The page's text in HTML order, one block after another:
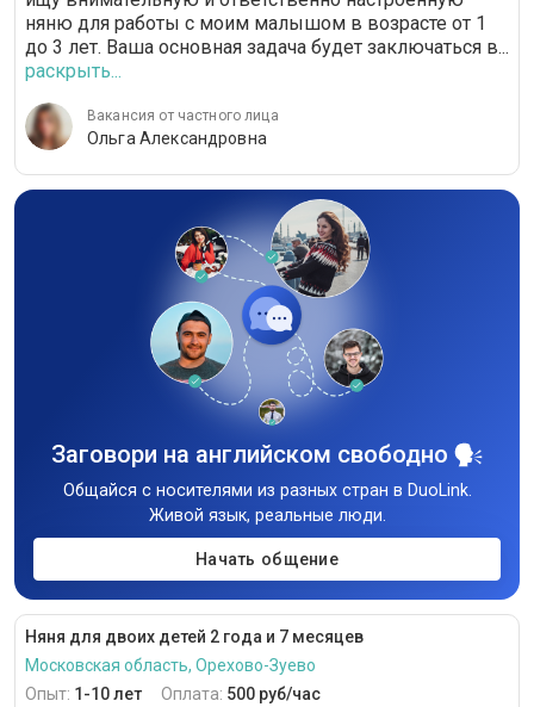
няню для работы с моим малышом в возрасте от 1
до 3 лет. Ваша основная задача будет заключаться в...
раскрыть...
Вакансия от частного лица
Ольга Александровна
Заговори на английском свободно
Общайся с носителями из разных стран в DuoLink.
Живой язык, реальные люди.
Начать общение
Няня для двоих детей 2 года и 7 месяцев
Московская область, Орехово-Зуево
Опыт: 1-10 лет Оплата: 500 руб/час